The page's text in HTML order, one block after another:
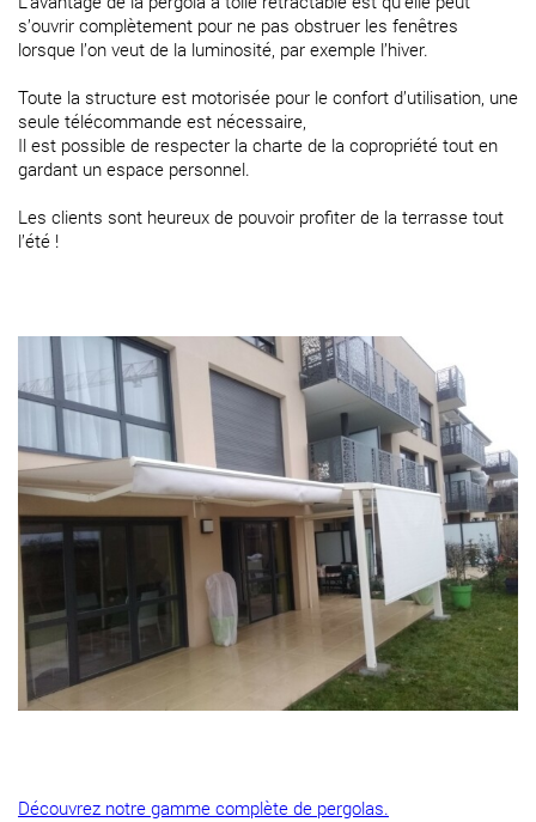
s’ouvrir complètement pour ne pas obstruer les fenêtres
lorsque l’on veut de la luminosité, par exemple l’hiver.
Toute la structure est motorisée pour le confort d’utilisation, une
seule télécommande est nécessaire,
Il est possible de respecter la charte de la copropriété tout en
gardant un espace personnel.
Les clients sont heureux de pouvoir profiter de la terrasse tout
l’été !
Découvrez notre gamme complète de pergolas.